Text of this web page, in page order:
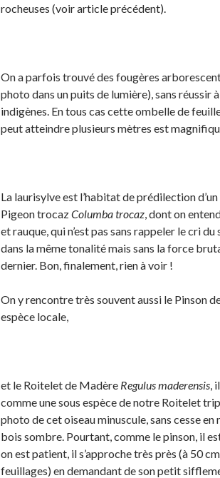
rocheuses (voir article précédent).
On a parfois trouvé des fougères
photo dans un puits de lumière), sans réussir
indigènes. En tous cas cette ombelle de
peut atteindre plusieurs mètres est
La laurisylve est l’habitat de prédilection
Pigeon trocazColumba trocaz, dont on
et rauque, qui n’est pas sans rappeler le cri
dans la même tonalité mais sans la force
dernier. Bon, finalement, rien à voir !
On y rencontre très souvent aussi le Pinson
espèce locale,
et le Roitelet de Madère Regulus maderensis,
comme une sous espèce de notre Roitelet
photo de cet oiseau minuscule, sans cesse en
bois sombre. Pourtant, comme le pinson, il
on est patient, il s’approche très près (à 50
feuillages) en demandant de son petit